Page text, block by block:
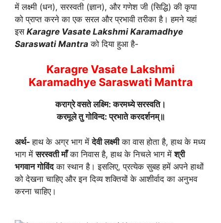
में लक्ष्मी (धन), सरस्वती (ज्ञान), और गणेश जी (सिद्धि) की कृपा
को प्राप्त करने का एक सरल और प्रभावी तरीका है। हमने यहां
इस Karagre Vasate Lakshmi Karamadhye
Saraswati Mantra को दिया हुआ है-
Karagre Vasate Lakshmi
Karamadhye Saraswati Mantra
कराग्रे वसते लक्ष्मि: करमध्ये सरस्वति।
करमूले तु गोविन्द: प्रभाते करदर्शनम्॥
अर्थ-हाथ के अग्र भाग मेंदेवी लक्ष्मीका वास होता है, हाथ के मध्य
भाग मेंसरस्वती माँका निवास है, हाथ के निचले भाग मेंश्री
भगवान गोविंदका स्थान है। इसलिए, प्रत्येक सुबह हमें अपने हाथों
को देखना चाहिए और इन दिव्य शक्तियों के आशीर्वाद का अनुभव
करना चाहिए।